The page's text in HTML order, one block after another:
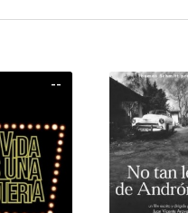
--